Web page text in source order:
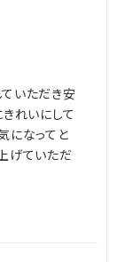
いただき安
れいにして
になってと
げていただ